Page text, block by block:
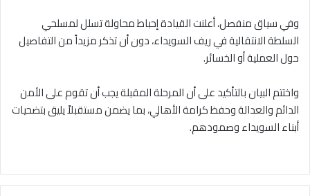
وفي سياق منفصل، أعلنت القيادة إحباط محاولة تسلل لمسلحي
السلطة الانتقالية في ريف السويداء، دون أن تذكر مزيداً من التفاصيل
حول العملية أو الخسائر.
واختتم البيان بالتأكيد على أن المرحلة المقبلة يجب أن تقوم على الأمن
الدائم والعدالة وحفظ كرامة الأهالي، بما يضمن مستقبلاً يليق بتضحيات
أبناء السويداء وصمودهم.